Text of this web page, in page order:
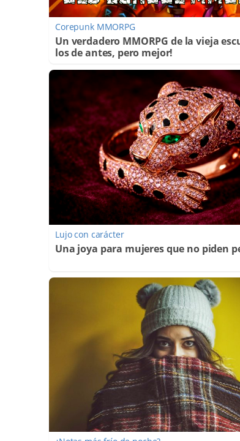
Corepunk MMORPG
Un verdadero MMORPG de la vieja
los de antes, pero mejor!
Lujo con carácter
Una joya para mujeres que no piden